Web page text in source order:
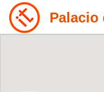
Palacio